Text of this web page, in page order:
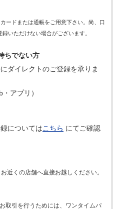
ードまたは通帳をご用意下さい。尚、口
いただけない場合がございます。
ちでない方
ダイレクトのご登録を承りま
アプリ）
についてはこちら にてご確認
近くの店舗へ直接お越しください。
取引を行うためには、ワンタイムパ